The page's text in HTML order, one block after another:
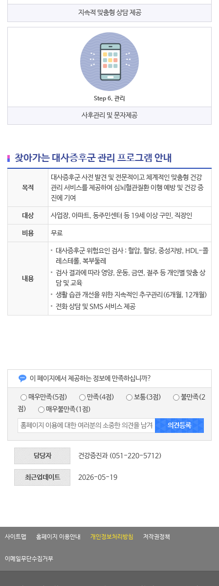
지속적 맞춤형 상담 제공
Step 6. 관리
사후관리 및 문자제공
찾아가는 대사증후군 관리 프로그램 안내
목적
대사증후군 사전 발견 및 전문적이고 체계적인 맞춤형 건강
관리 서비스를 제공하여 심뇌혈관질환 이행 예방 및 건강 증
진에 기여
대상 사업장, 아파트, 동주민센터 등 19세 이상 구민, 직장인
비용 무료
내용
대사증후군 위험요인 검사 : 혈압, 혈당, 중성지방, HDL-콜
레스테롤, 복부둘레
검사 결과에 따라 영양, 운동, 금연, 절주 등 개인별 맞춤 상
담 및 교육
생활 습관 개선을 위한 지속적인 추구관리(6개월, 12개월)
전화 상담 및 SMS 서비스 제공
이 페이지에서 제공하는 정보에 만족하십니까?
매우만족(5점) 만족(4점) 보통(3점)
점)
매우불만족(1점)
담당자 건강증진과 (051-220-5712)
최근업데이트 2026-05-19
사이트맵 홈페이지 이용안내 개인정보처리방침 저작권정책
이메일무단수집거부